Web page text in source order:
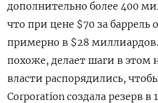
дополнительно более 400
что при цене $70 за баррель
примерно в $28
похоже, делает шаги в этом
власти распорядились,
Corporation создала резерв